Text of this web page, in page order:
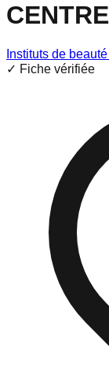
Instituts de
✓ Fiche vérifiée